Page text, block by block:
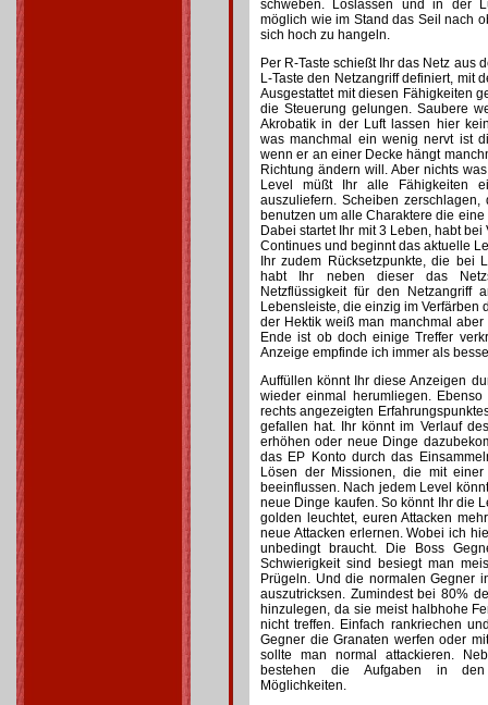
schweben. Loslassen und in der
möglich wie im Stand das Seil nach
sich hoch zu hangeln.
Per R-Taste schießt Ihr das Netz aus
L-Taste den Netzangriff definiert, mit
Ausgestattet mit diesen Fähigkeiten
die Steuerung gelungen. Saubere
Akrobatik in der Luft lassen hier
was manchmal ein wenig nervt ist
wenn er an einer Decke hängt
Richtung ändern will. Aber nichts
Level müßt Ihr alle Fähigkeiten
auszuliefern. Scheiben
benutzen um alle Charaktere die
Dabei startet Ihr mit 3 Leben, habt
Continues und beginnt das aktuelle
Ihr zudem Rücksetzpunkte, die bei
habt Ihr neben dieser das
Netzflüssigkeit für den Netzangriff
Lebensleiste, die einzig im Verfärben
der Hektik weiß man manchmal
Ende ist ob doch einige Treffer
Anzeige empfinde ich immer als
Auffüllen könnt Ihr diese Anzeigen
wieder einmal herumliegen.
rechts angezeigten
gefallen hat. Ihr könnt im Verlauf
erhöhen oder neue Dinge
das EP Konto durch das
Lösen der Missionen, die mit
beeinflussen. Nach jedem Level
neue Dinge kaufen. So könnt Ihr die
golden leuchtet, euren Attacken
neue Attacken erlernen. Wobei ich
unbedingt braucht. Die Boss
Schwierigkeit sind besiegt man
Prügeln. Und die normalen Gegner
auszutricksen. Zumindest bei 80%
hinzulegen, da sie meist halbhohe
nicht treffen. Einfach rankriechen
Gegner die Granaten werfen oder
sollte man normal attackieren.
bestehen die Aufgaben in
Möglichkeiten.